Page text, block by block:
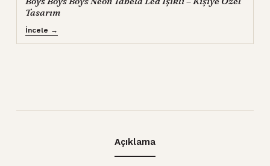
Tasarım
İncele →
Açıklama